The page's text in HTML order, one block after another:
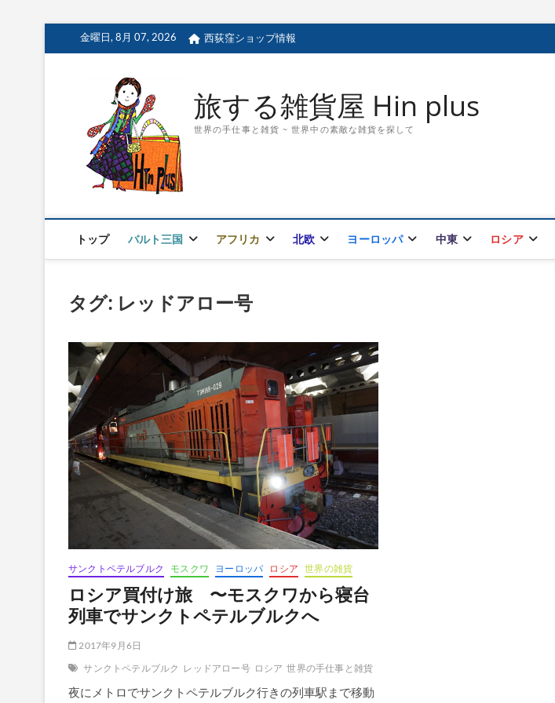
金曜日, 8月 07, 2026 西荻窪ショップ情報
旅する雑貨屋 Hin plus
世界の手仕事と雑貨 ~ 世界中の素敵な雑貨を探して
トップ バルト三国 アフリカ 北欧 ヨーロッパ 中東 ロシア
タグ: レッドアロー号
サンクトペテルブルク モスクワ ヨーロッパ ロシア 世界の雑貨
ロシア買付け旅 〜モスクワから寝台
列車でサンクトペテルブルクへ
2017年9月6日
サンクトペテルブルク レッドアロー号 ロシア 世界の手仕事と雑貨
夜にメトロでサンクトペテルブルク行きの列車駅まで移動